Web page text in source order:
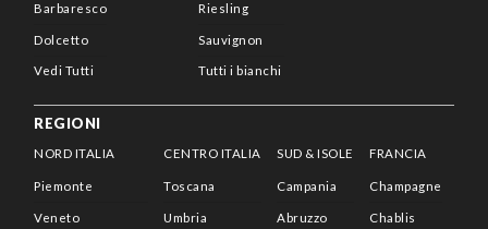
Barbaresco
Dolcetto
Vedi Tutti
Riesling
Sauvignon
Tutti i bianchi
REGIONI
NORD ITALIA
Piemonte
Veneto
CENTRO ITALIA
Toscana
Umbria
SUD & ISOLE
Campania
Abruzzo
FRANCIA
Champagne
Chablis